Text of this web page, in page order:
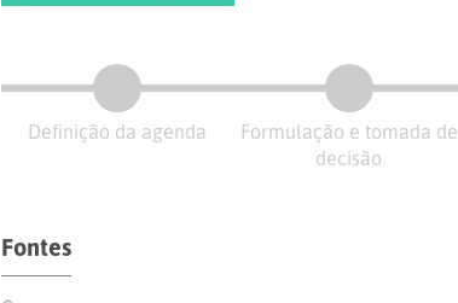
Definição da agenda
Formulação e tomada de
decisão
Fontes